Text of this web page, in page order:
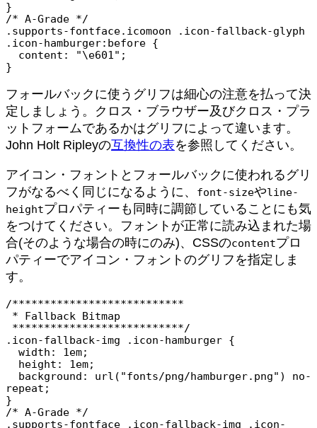
}
/* A-Grade */
.supports-fontface.icomoon .icon-fallback-glyph
.icon-hamburger:before {
フォールバックに使うグリフは細心の注意を払って決
定しましょう。クロス・ブラウザー及びクロス・プラ
ットフォームであるかはグリフによって違います。
John Holt Ripleyの互換性の表を参照してください。
アイコン・フォントとフォールバックに使われるグリ
フがなるべく同じになるように、
font-sizeやline-
heightプロパティーも同時に調節していることにも気
をつけてください。フォントが正常に読み込まれた場
合(そのような場合の時にのみ)、CSSのcontentプロ
パティーでアイコン・フォントのグリフを指定しま
す。
/***************************
.icon-fallback-img .icon-hamburger {
repeat;
}
/* A-Grade */
.supports-fontface .icon-fallback-img .icon-